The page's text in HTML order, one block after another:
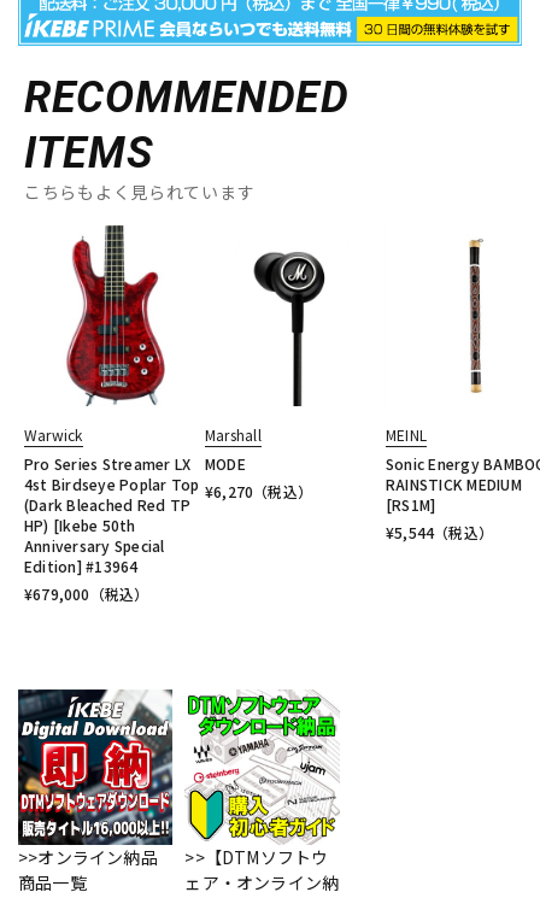
RECOMMENDED
ITEMS
こちらもよく見られています
Warwick
Pro Series Streamer LX
4st Birdseye Poplar Top
(Dark Bleached Red TP
HP) [Ikebe 50th
Anniversary Special
Edition] #13964
¥679,000 （税込）
Marshall
MODE
¥6,270 （税込）
MEINL
Sonic Energy
RAINSTICK MEDIUM
[RS1M]
¥5,544（税込）
>>オンライン納品
商品一覧
>>【DTMソフトウ
ェア・オンライン納